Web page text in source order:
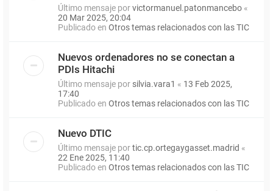
Último mensaje porvictormanuel.patonmancebo «
20 Mar 2025, 20:04
Publicado en Otros temas relacionados con las TIC
Nuevos ordenadores no se conectan a
PDIs Hitachi
Último mensaje por silvia.vara1 « 13 Feb 2025,
17:40
Publicado en Otros temas relacionados con las TIC
Nuevo DTIC
Último mensaje portic.cp.ortegaygasset.madrid «
22 Ene 2025, 11:40
Publicado en Otros temas relacionados con las TIC